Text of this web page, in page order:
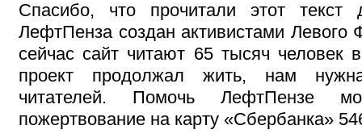
Спасибо, что прочитали этот
ЛефтПенза создан активистами Левого
сейчас сайт читают 65 тысяч человек
проект продолжал жить, нам
читателей. Помочь ЛефтПензе
пожертвование на карту «Сбербанка»